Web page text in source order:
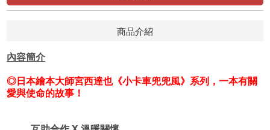
商品介紹
內容簡介
◎日本繪本大師宮西達也《小卡車兜兜風》系列，一本有關
愛與使命的故事！